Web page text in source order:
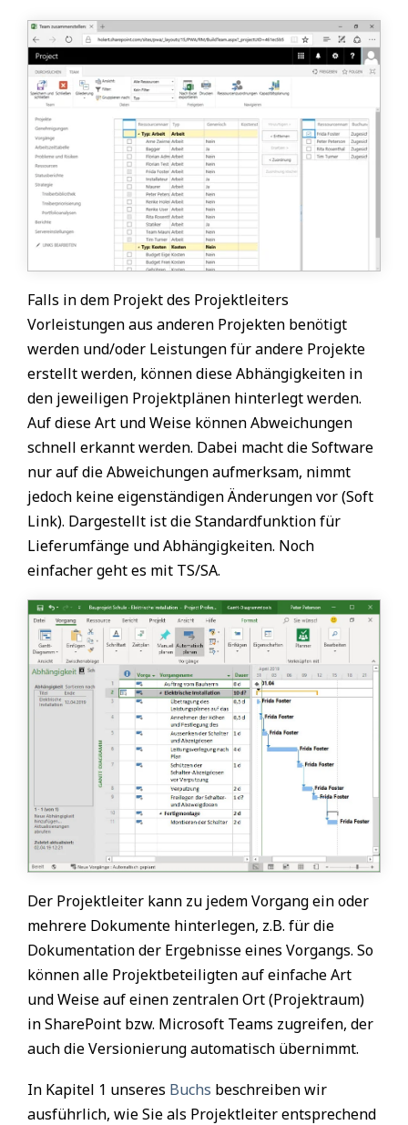
Falls in dem Projekt des Projektleiters
Vorleistungen aus anderen Projekten benötigt
werden und/oder Leistungen für andere Projekte
erstellt werden, können diese Abhängigkeiten in
den jeweiligen Projektplänen hinterlegt werden.
Auf diese Art und Weise können Abweichungen
schnell erkannt werden. Dabei macht die Software
nur auf die Abweichungen aufmerksam, nimmt
jedoch keine eigenständigen Änderungen vor (Soft
Link). Dargestellt ist die Standardfunktion für
Lieferumfänge und Abhängigkeiten. Noch
einfacher geht es mit TS/SA.
Der Projektleiter kann zu jedem Vorgang ein oder
mehrere Dokumente hinterlegen, z.B. für die
Dokumentation der Ergebnisse eines Vorgangs. So
können alle Projektbeteiligten auf einfache Art
und Weise auf einen zentralen Ort (Projektraum)
in SharePoint bzw. Microsoft Teams zugreifen, der
auch die Versionierung automatisch übernimmt.
In Kapitel 1 unseres Buchs beschreiben wir
ausführlich, wie Sie als Projektleiter entsprechend